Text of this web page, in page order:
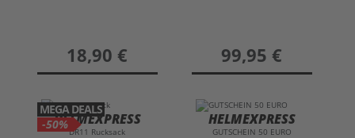
preis
18,90 € preis
99,95 €
MEGA DEALS
-50%
HELMEXPRESS
DR11 Rucksack
HELMEXPRESS
GUTSCHEIN 50 EURO